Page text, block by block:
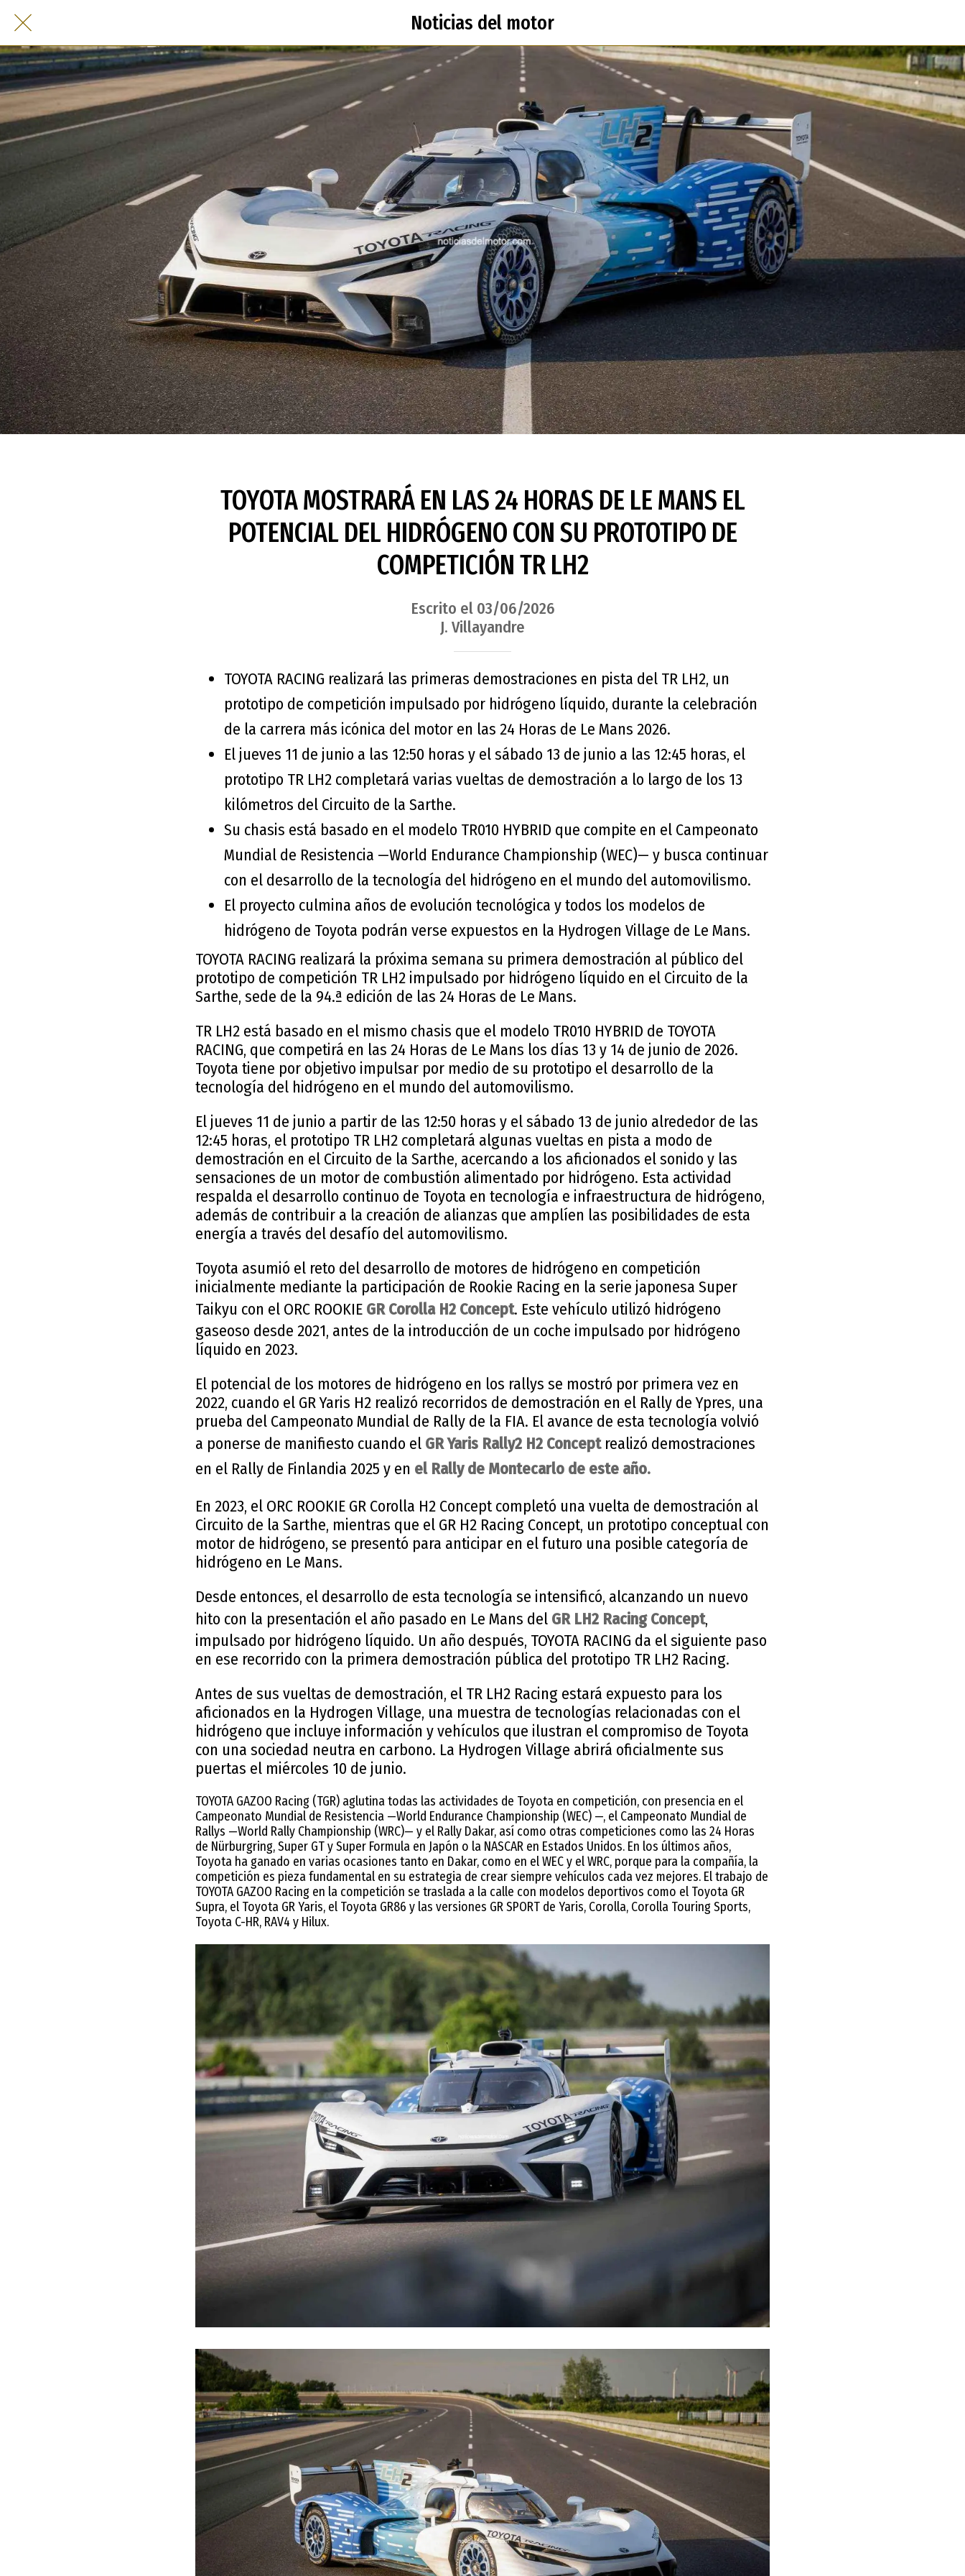
Noticias del motor
TOYOTA MOSTRARÁ EN LAS 24 HORAS DE LE MANS EL
POTENCIAL DEL HIDRÓGENO CON SU PROTOTIPO DE
COMPETICIÓN TR LH2
Escrito el 03/06/2026
J. Villayandre
TOYOTA RACING realizará las primeras demostraciones en pista del TR LH2, un
prototipo de competición impulsado por hidrógeno líquido, durante la celebración
de la carrera más icónica del motor en las 24 Horas de Le Mans 2026.
El jueves 11 de junio a las 12:50 horas y el sábado 13 de junio a las 12:45 horas, el
prototipo TR LH2 completará varias vueltas de demostración a lo largo de los 13
kilómetros del Circuito de la Sarthe.
Su chasis está basado en el modelo TR010 HYBRID que compite en el Campeonato
Mundial de Resistencia —World Endurance Championship (WEC)— y busca continuar
con el desarrollo de la tecnología del hidrógeno en el mundo del automovilismo.
El proyecto culmina años de evolución tecnológica y todos los modelos de
hidrógeno de Toyota podrán verse expuestos en la Hydrogen Village de Le Mans.
TOYOTA RACING realizará la próxima semana su primera demostración al público del
prototipo de competición TR LH2 impulsado por hidrógeno líquido en el Circuito de la
Sarthe, sede de la 94.ª edición de las 24 Horas de Le Mans.
TR LH2 está basado en el mismo chasis que el modelo TR010 HYBRID de TOYOTA
RACING, que competirá en las 24 Horas de Le Mans los días 13 y 14 de junio de 2026.
Toyota tiene por objetivo impulsar por medio de su prototipo el desarrollo de la
tecnología del hidrógeno en el mundo del automovilismo.
El jueves 11 de junio a partir de las 12:50 horas y el sábado 13 de junio alrededor de las
12:45 horas, el prototipo TR LH2 completará algunas vueltas en pista a modo de
demostración en el Circuito de la Sarthe, acercando a los aficionados el sonido y las
sensaciones de un motor de combustión alimentado por hidrógeno. Esta actividad
respalda el desarrollo continuo de Toyota en tecnología e infraestructura de hidrógeno,
además de contribuir a la creación de alianzas que amplíen las posibilidades de esta
energía a través del desafío del automovilismo.
Toyota asumió el reto del desarrollo de motores de hidrógeno en competición
inicialmente mediante la participación de Rookie Racing en la serie japonesa Super
Taikyu con el ORC ROOKIE GR Corolla H2 Concept. Este vehículo utilizó hidrógeno
gaseoso desde 2021, antes de la introducción de un coche impulsado por hidrógeno
líquido en 2023.
El potencial de los motores de hidrógeno en los rallys se mostró por primera vez en
2022, cuando el GR Yaris H2 realizó recorridos de demostración en el Rally de Ypres, una
prueba del Campeonato Mundial de Rally de la FIA. El avance de esta tecnología volvió
a ponerse de manifiesto cuando el GR Yaris Rally2 H2 Conceptrealizó demostraciones
en el Rally de Finlandia 2025 y en el Rally de Montecarlo de este año.
En 2023, el ORC ROOKIE GR Corolla H2 Concept completó una vuelta de demostración al
Circuito de la Sarthe, mientras que el GR H2 Racing Concept, un prototipo conceptual con
motor de hidrógeno, se presentó para anticipar en el futuro una posible categoría de
hidrógeno en Le Mans.
Desde entonces, el desarrollo de esta tecnología se intensificó, alcanzando un nuevo
hito con la presentación el año pasado en Le Mans del GR LH2 Racing Concept,
impulsado por hidrógeno líquido. Un año después, TOYOTA RACING da el siguiente paso
en ese recorrido con la primera demostración pública del prototipo TR LH2 Racing.
Antes de sus vueltas de demostración, el TR LH2 Racing estará expuesto para los
aficionados en la Hydrogen Village, una muestra de tecnologías relacionadas con el
hidrógeno que incluye información y vehículos que ilustran el compromiso de Toyota
con una sociedad neutra en carbono. La Hydrogen Village abrirá oficialmente sus
puertas el miércoles 10 de junio.
TOYOTA GAZOO Racing (TGR) aglutina todas las actividades de Toyota en competición, con presencia en el
Campeonato Mundial de Resistencia —World Endurance Championship (WEC) —, el Campeonato Mundial de
Rallys —World Rally Championship (WRC)— y el Rally Dakar, así como otras competiciones como las 24 Horas
de Nürburgring, Super GT y Super Formula en Japón o la NASCAR en Estados Unidos. En los últimos años,
Toyota ha ganado en varias ocasiones tanto en Dakar, como en el WEC y el WRC, porque para la compañía, la
competición es pieza fundamental en su estrategia de crear siempre vehículos cada vez mejores. El trabajo de
TOYOTA GAZOO Racing en la competición se traslada a la calle con modelos deportivos como el Toyota GR
Supra, el Toyota GR Yaris, el Toyota GR86 y las versiones GR SPORT de Yaris, Corolla, Corolla Touring Sports,
Toyota C-HR, RAV4 y Hilux.